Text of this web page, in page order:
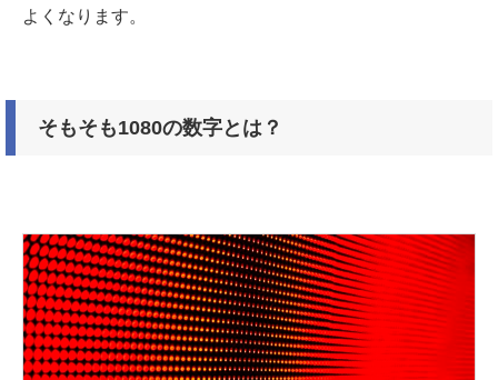
よくなります。
そもそも1080の数字とは？